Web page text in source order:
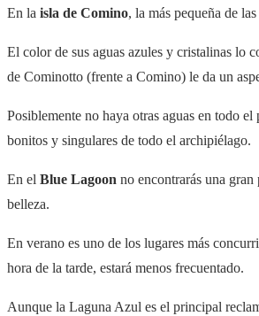
En la isla de Comino, la más pequeña de
El color de sus aguas azules y cristalinas lo
de Cominotto (frente a Comino) le da un
Posiblemente no haya otras aguas en todo
bonitos y singulares de todo el archipiélago.
En el Blue Lagoon no encontrarás una
belleza.
En verano es uno de los lugares más
hora de la tarde, estará menos frecuentado.
Aunque la Laguna Azul es el principal